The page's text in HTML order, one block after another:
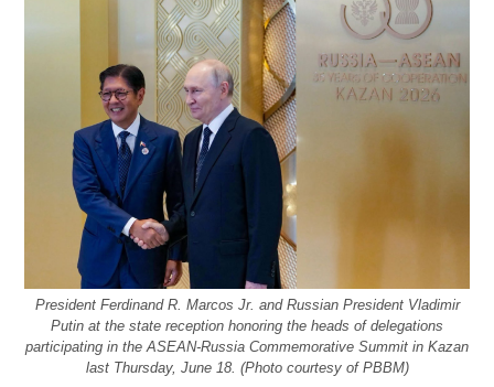
President Ferdinand R. Marcos Jr. and Russian President Vladimir
Putin at the state reception honoring the heads of delegations
participating in the ASEAN-Russia Commemorative Summit in Kazan
last Thursday, June 18. (Photo courtesy of PBBM)